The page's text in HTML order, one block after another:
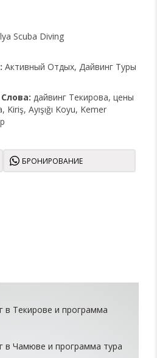
Scuba Diving
Активный Отдых, Дайвинг Туры
дайвинг Текирова, цены
Ayışığı Koyu, Kemer
БРОНИРОВАНИЕ
в Текирове и программа
в Чамюве и программа тура